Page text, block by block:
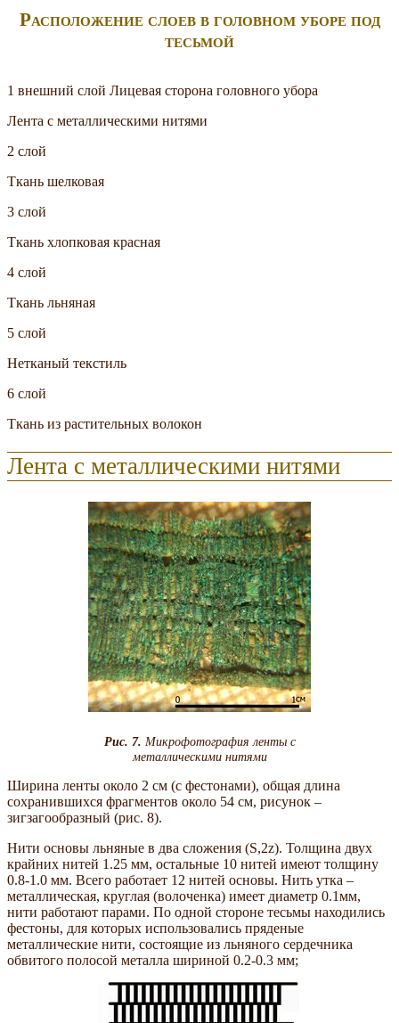
Расположение слоев в головном уборе под
тесьмой
1 внешний слой Лицевая сторона головного убора
Лента с металлическими нитями
2 слой
Ткань шелковая
3 слой
Ткань хлопковая красная
4 слой
Ткань льняная
5 слой
Нетканый текстиль
6 слой
Ткань из растительных волокон
Лента с металлическими нитями
Рис. 7. Микрофотография ленты с
металлическими нитями
Ширина ленты около 2 см (с фестонами), общая длина
сохранившихся фрагментов около 54 см, рисунок –
зигзагообразный (рис. 8).
Нити основы льняные в два сложения (S,2z). Толщина двух
крайних нитей 1.25 мм, остальные 10 нитей имеют толщину
0.8-1.0 мм. Всего работает 12 нитей основы. Нить утка –
металлическая, круглая (волоченка) имеет диаметр 0.1мм,
нити работают парами. По одной стороне тесьмы находились
фестоны, для которых использовались пряденые
металлические нити, состоящие из льняного сердечника
обвитого полосой металла шириной 0.2-0.3 мм;